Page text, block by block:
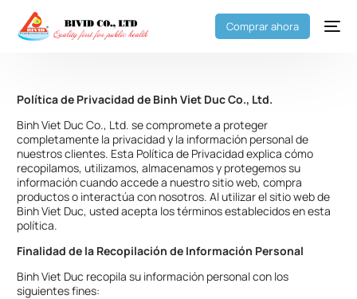
Comprar ahora
Política de Privacidad de Binh Viet Duc Co., Ltd.
Binh Viet Duc Co., Ltd. se compromete a proteger
completamente la privacidad y la información personal de
nuestros clientes. Esta Política de Privacidad explica cómo
recopilamos, utilizamos, almacenamos y protegemos su
información cuando accede a nuestro sitio web, compra
productos o interactúa con nosotros. Al utilizar el sitio web de
Binh Viet Duc, usted acepta los términos establecidos en esta
política.
Finalidad de la Recopilación de Información Personal
Binh Viet Duc recopila su información personal con los
siguientes fines: